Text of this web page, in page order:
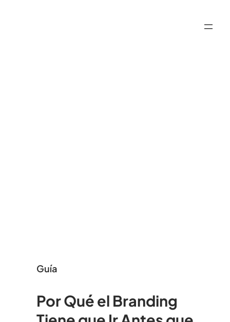
Guía
Por Qué el Branding